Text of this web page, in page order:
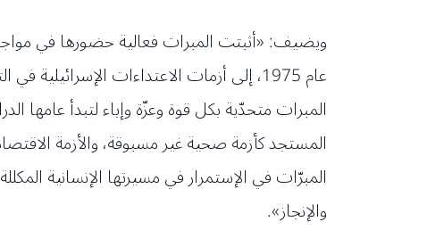
ويضيف: «أثبتت المبرات فعالية حضورها في
المستجد كأزمة صحية غير مسبوقة، والأزمة
المبرّات في الإستمرار في مسيرتها الإنسانية
والإنجاز».